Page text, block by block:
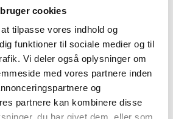
cookies
tilpasse vores indhold og
funktioner til sociale medier og til
Vi deler også oplysninger om
med vores partnere inden
og
partnere kan kombinere disse
over anlægsprojekter, ressourcer og
Med samlet projektdata styrkes
- AI til BI
har allerede store mængder
samlet i Power BI. Det gør platformen
i rapporteringen.Hos Virkplan har vi
model for AI til BI, hvor brugere kan stille
direkte i deres Power BI-rapporter – og få
på virksomhedens egne data.
kort afstand fra udvikler til